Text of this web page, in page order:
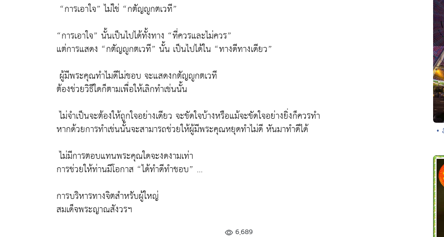
“การเอาใจ” ไม่ใช่ “กตัญญูกตเวที”
“การเอาใจ” นั้นเป็นไปได้ทั้งทาง “ที่ควรและไม่ควร”
แต่การแสดง “กตัญญูกตเวที” นั้น เป็นไปได้ใน “ทางดีทางเดียว”
ผู้มีพระคุณทำไมดีไม่ชอบ จะแสดงกตัญญูกตเวที
ต้องช่วยวิธีใดก็ตามเพื่อให้เลิกทำเช่นนั้น
ไม่จำเป็นจะต้องให้ถูกใจอย่างเดียว จะขัดใจบ้างหรือแม้จะขัดใจอย่างยิ่งก็ควรทำ
หากด้วยการทำเช่นนั้นจะสามารถช่วยให้ผู้มีพระคุณหยุดทำไม่ดี หันมาทำดีได้
ไม่มีการตอบแทนพระคุณใดจะงดงามเท่า
การช่วยให้ท่านมีโอกาส “ได้ทำดีทำชอบ” ...
การบริหารทางจิตสำหรับผู้ใหญ่
สมเด็จพระญาณสังวรฯ
6,689
•